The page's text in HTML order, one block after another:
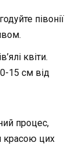
півонії
квіти.
15 см від
процес,
красою цих